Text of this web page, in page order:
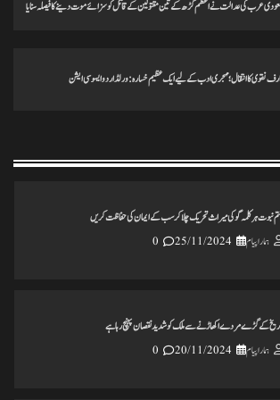
عرب کی عدالت نے اعظم گڑھ کے تین مقتولین کے قاتل کو سزائے موت دینے کا فیصلہ سنایا
نقوی کا انتقال؛ مہجری ادب کے لیے ایک عظیم خسارہ: ورلڈ اردو ایسوسی ایشن
نبوت ہر کلمہ گو کی میراث تحریک چلاکرسب کے ایمان کی حفاظت کریں
ہمارا پیام
25/11/2024
0
کے گڑے مردے اکھاڑنے سے ملک کو شدید نقصان پہنچ رہاہے
ہمارا پیام
20/11/2024
0